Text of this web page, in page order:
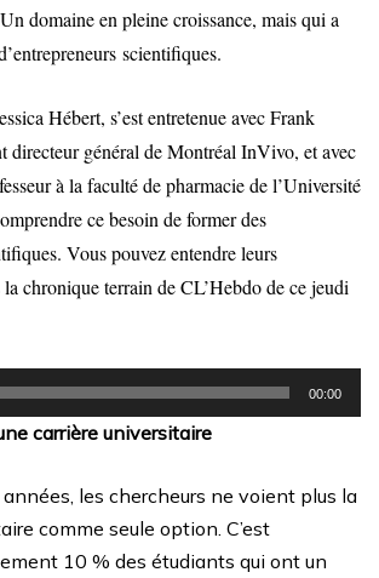
domaine en pleine croissance, mais qui a
scientifiques.
Hébert, s’est entretenue avec Frank
directeur général de Montréal InVivo, et avec
à la faculté de pharmacie de l’Université
ce besoin de former des
Vous pouvez entendre leurs
chronique terrain de CL’Hebdo de ce jeudi
00:00
carrière universitaire
les chercheurs ne voient plus la
comme seule option. C’est
10 % des étudiants qui ont un